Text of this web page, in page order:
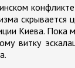
скрывается
Киева.
витку